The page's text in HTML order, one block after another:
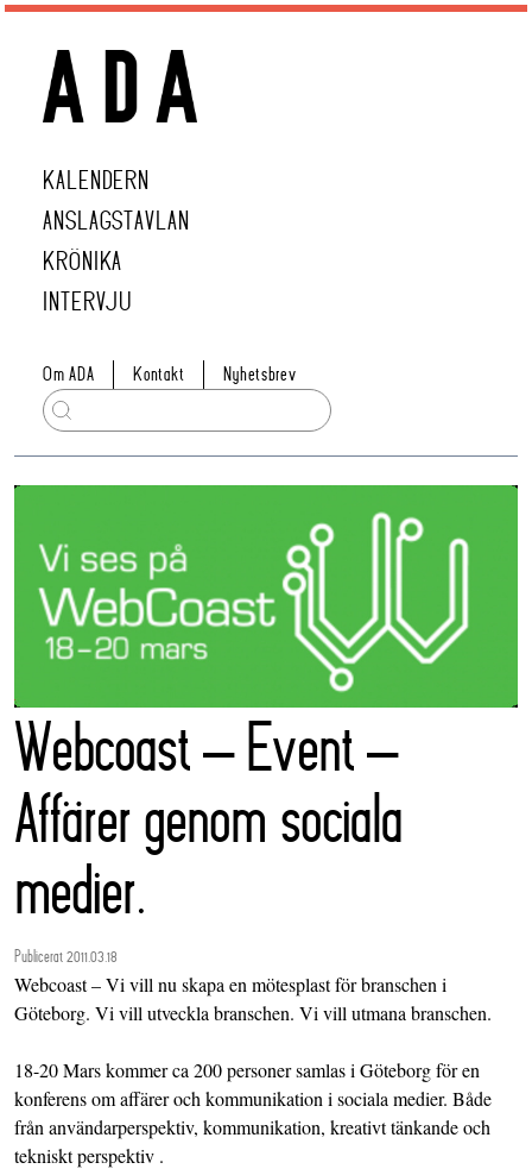
KALENDERN
ANSLAGSTAVLAN
KRÖNIKA
INTERVJU
Om ADA Kontakt Nyhetsbrev
Webcoast – Event –
Affärer genom sociala
medier.
Publicerat 2011.03.18
Webcoast – Vi vill nu skapa en mötesplast för branschen i
Göteborg. Vi vill utveckla branschen. Vi vill utmana branschen.
18-20 Mars kommer ca 200 personer samlas i Göteborg för en
konferens om affärer och kommunikation i sociala medier. Både
från användarperspektiv, kommunikation, kreativt tänkande och
tekniskt perspektiv .